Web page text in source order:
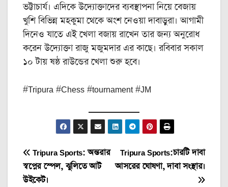
ভট্টাচার্য। এদিকে উদ্যোক্তাদের ব্যবস্থাপনা নিয়ে বেজায়
খুশি বিভিন্ন মহকুমা থেকে অংশ নেওয়া দাবাড়ুরা। আগামী
দিনেও যাতে এই খেলা বজায় রাখেন তার জন্য অনুরোধ
করেন উদ্যোক্তা রাজু মজুমদার এর কাছে। রবিবার সকাল
১০ টায় ষষ্ঠ রাউন্ডের খেলা শুরু হবে।‌
#Tripura #Chess #tournament #JM
Post
navigation
Tripura Sports:‌চারটি দাবা
আসরের ঘোষণা, দাবা সংস্থার।
Tripura Sports: অন্তরার
স্বপ্নের স্পেল, ঝুলিতে আট
উইকেট।